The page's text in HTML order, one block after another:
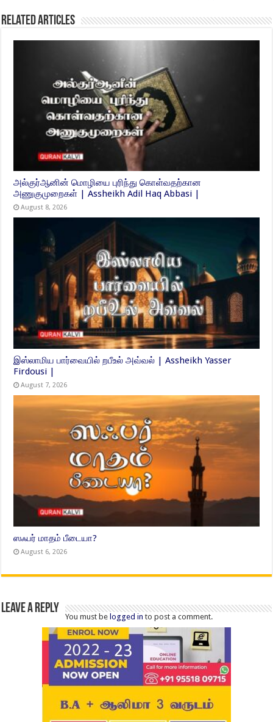
Related Articles
அல்குர்ஆனின் மொழியை புரிந்து கொள்வதற்கான
அணுகுமுறைகள் | Assheikh Adil Haq Abbasi |
August 8, 2026
இஸ்லாமிய பார்வையில் றபீஉல் அவ்வல் | Assheikh Yasser
Firdousi |
August 7, 2026
ஸஃபர் மாதம் பீடையா?
August 6, 2026
Leave a Reply
You must be logged in to post a comment.